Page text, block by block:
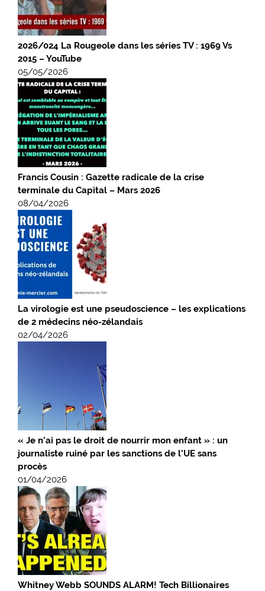
2026/024 La Rougeole dans les séries TV : 1969 Vs
2015 – YouTube
05/05/2026
Francis Cousin : Gazette radicale de la crise
terminale du Capital – Mars 2026
08/04/2026
La virologie est une pseudoscience – les explications
de 2 médecins néo-zélandais
02/04/2026
« Je n’ai pas le droit de nourrir mon enfant » : un
journaliste ruiné par les sanctions de l’UE sans
procès
01/04/2026
Whitney Webb SOUNDS ALARM! Tech Billionaires